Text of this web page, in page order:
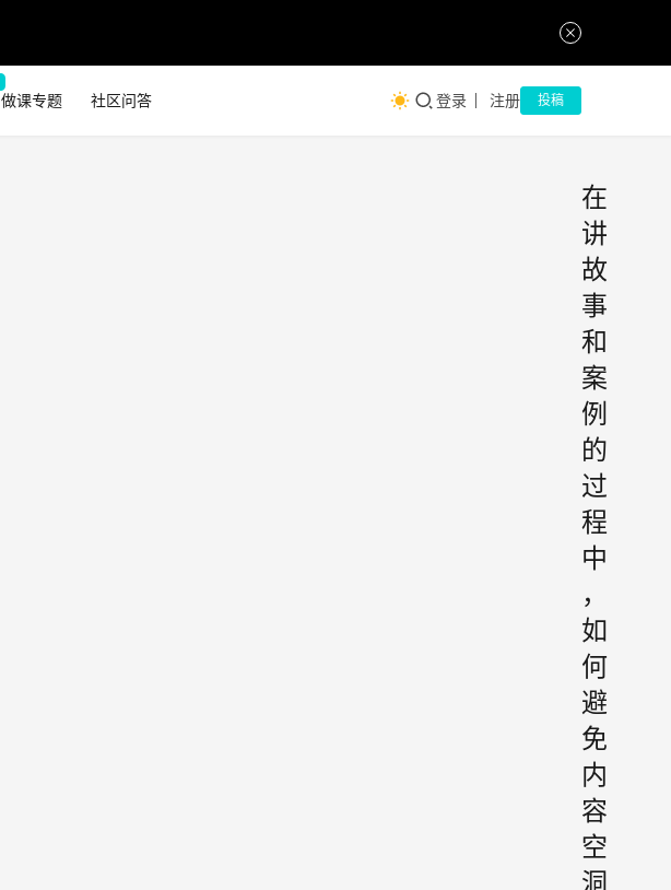
做课专题 社区问答 登录 注册 投稿
在
讲
故
事
和
案
例
的
过
程
中
，
如
何
避
免
内
容
空
洞